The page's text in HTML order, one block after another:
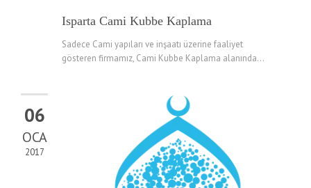
Isparta Cami Kubbe Kaplama
Sadece Cami yapıları ve inşaatı üzerine faaliyet
gösteren firmamız, Cami Kubbe Kaplama alanında...
06
OCA
2017